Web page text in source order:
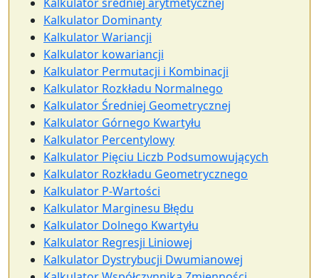
Kalkulator Dominanty
Kalkulator Wariancji
Kalkulator kowariancji
Kalkulator Permutacji i Kombinacji
Kalkulator Rozkładu Normalnego
Kalkulator Średniej Geometrycznej
Kalkulator Górnego Kwartyłu
Kalkulator Percentylowy
Kalkulator Pięciu Liczb Podsumowujących
Kalkulator Rozkładu Geometrycznego
Kalkulator P-Wartości
Kalkulator Marginesu Błędu
Kalkulator Dolnego Kwartyłu
Kalkulator Regresji Liniowej
Kalkulator Dystrybucji Dwumianowej